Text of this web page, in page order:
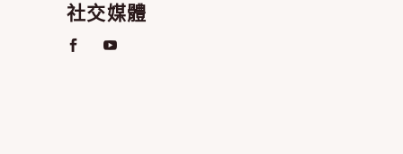
社交媒體